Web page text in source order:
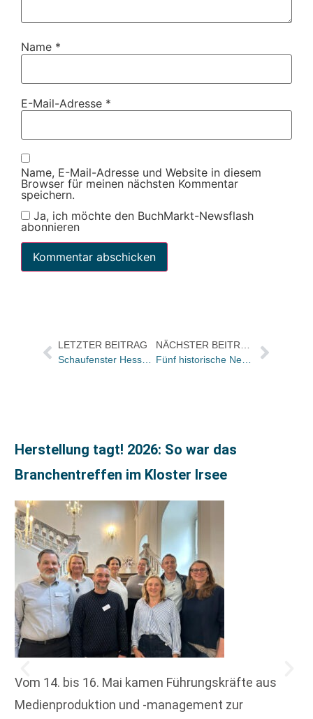
Name *
E-Mail-Adresse *
Name, E-Mail-Adresse und Website in diesem
Browser für meinen nächsten Kommentar
speichern.
Ja, ich möchte den BuchMarkt-Newsflash
abonnieren
LETZTER BEITRAG
Schaufenster Hessen: Sieger geehrt
Herstellung tagt! 2026: So war das
Branchentreffen im Kloster Irsee
Vom 14. bis 16. Mai kamen Führungskräfte aus
Medienproduktion und -management zur